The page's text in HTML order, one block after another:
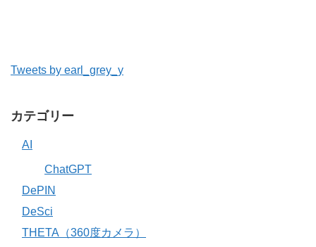
Tweets by earl_grey_y
カテゴリー
AI
ChatGPT
DePIN
DeSci
THETA（360度カメラ）